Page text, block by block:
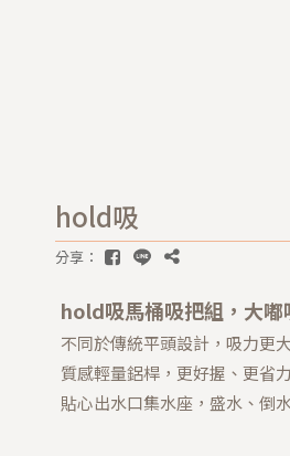
hold吸
分享：
hold吸馬桶吸把組，大嘟
不同於傳統平頭設計，吸力更
質感輕量鋁桿，更好握、更省
貼心出水口集水座，盛水、倒